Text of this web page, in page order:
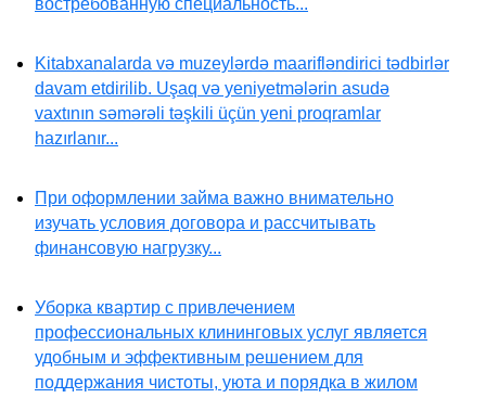
Kitabxanalarda və muzeylərdə maarifləndirici tədbirlər
davam etdirilib. Uşaq və yeniyetmələrin asudə
vaxtının səmərəli təşkili üçün yeni proqramlar
hazırlanır...
При оформлении займа важно внимательно
изучать условия договора и рассчитывать
финансовую нагрузку...
Уборка квартир с привлечением
профессиональных клининговых услуг является
удобным и эффективным решением для
поддержания чистоты, уюта и порядка в жилом